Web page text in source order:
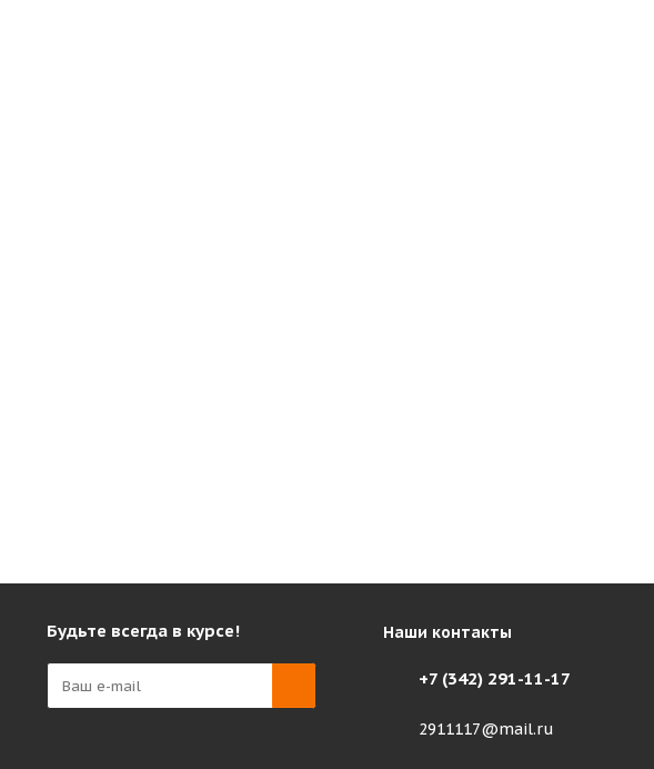
Будьте всегда в курсе! Наши контакты
+7 (342) 291-11-17
2911117@mail.ru